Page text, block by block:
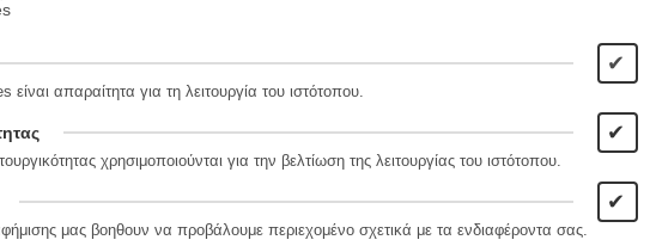
2 ✔
είναι απαραίτητα για τη λειτουργία του ιστότοπου.
✔
χρησιμοποιούνται για την βελτίωση της λειτουργίας του ιστότοπου.
✔
μας βοηθουν να προβάλουμε περιεχομένο σχετικά με τα ενδιαφέροντα σας.